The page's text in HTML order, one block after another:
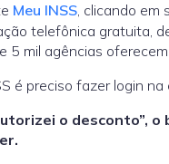
Meu INSS, clicando em
telefônica gratuita,
5 mil agências
é preciso fazer login na
o desconto”,